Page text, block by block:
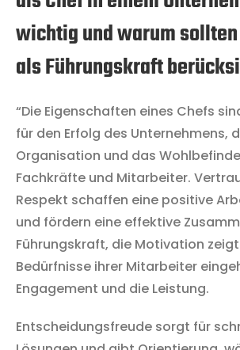
wichtig und warum
als Führungskraft
“Die Eigenschaften eines Chefs
für den Erfolg des Unternehmens,
Organisation und das
Fachkräfte und Mitarbeiter.
Respekt schaffen eine positive
und fördern eine effektive
Führungskraft, die Motivation
Bedürfnisse ihrer Mitarbeiter
Engagement und die Leistung.
Entscheidungsfreude sorgt für